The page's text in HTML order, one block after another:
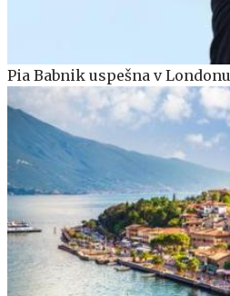
Pia Babnik uspešna v Londonu